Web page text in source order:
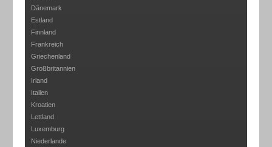
Dänemark
Estland
Finnland
Frankreich
Griechenland
Großbritannien
Irland
Italien
Kroatien
Lettland
Luxemburg
Niederlande